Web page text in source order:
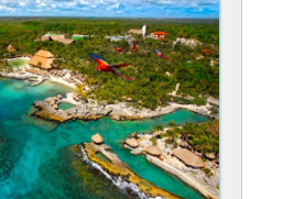
de la carretera
en la Riviera Maya.
de media deCancúny a
del Carmen.
el lugar cuenta con